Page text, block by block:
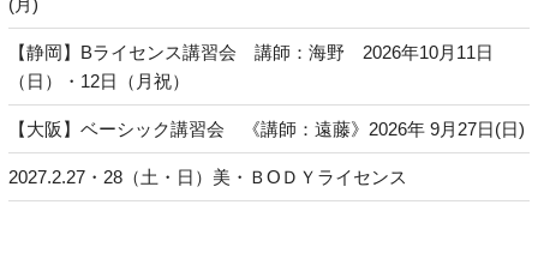
【静岡】Bライセンス講習会 講師：海野 2026年10月11日
（日）・12日（月祝）
【大阪】ベーシック講習会 《講師：遠藤》2026年 9月27日(日)
2027.2.27・28（土・日）美・ＢОＤＹライセンス